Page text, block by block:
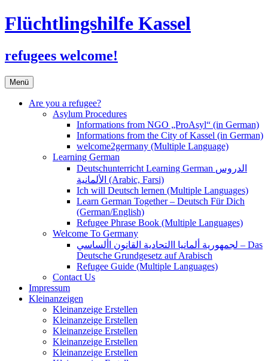
Flüchtlingshilfe Kassel
refugees welcome!
Menü Zum
Inhalt
springen
Are you a refugee?
Asylum Procedures
Informations from NGO „ProAsyl“ (in German)
Informations from the City of Kassel (in German)
welcome2germany (Multiple Language)
Learning German
Deutschunterricht Learning German الدروس
الألمانية (Arabic, Farsi)
Ich will Deutsch lernen (Multiple Languages)
Learn German Together – Deutsch Für Dich
(German/English)
Refugee Phrase Book (Multiple Languages)
Welcome To Germany
لجمهورية ألمانيا االتحادية القانون األساسي – Das
Deutsche Grundgesetz auf Arabisch
Refugee Guide (Multiple Languages)
Contact Us
Impressum
Kleinanzeigen
Kleinanzeige Erstellen
Kleinanzeige Erstellen
Kleinanzeige Erstellen
Kleinanzeige Erstellen
Kleinanzeige Erstellen